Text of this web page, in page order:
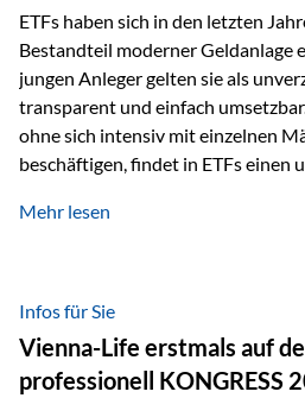
Sicherheitsarchitektur, die auf
Stufe 1: Versicherer-Ebene •
ETFs haben sich in den letzten
Bestandteil moderner Geldanlage
jungen Anleger gelten sie als
transparent und einfach
ohne sich intensiv mit einzelnen
beschäftigen, findet in ETFs einen
werden häufig kritisch betrachtet.
Beide Ansätze haben ihre
entfalten sie oft gerade in Kombination. ETFs:
gestreut und klar strukturiert…
Mehr lesen
Infos für Sie
Vienna-Life erstmals auf
professionell KONGRESS